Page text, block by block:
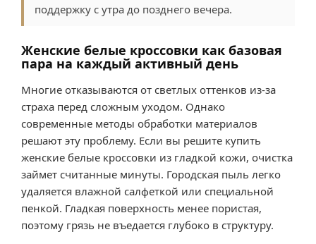
поддержку с утра до позднего вечера.
Женские белые кроссовки как базовая
пара на каждый активный день
Многие отказываются от светлых оттенков из-за
страха перед сложным уходом. Однако
современные методы обработки материалов
решают эту проблему. Если вы решите купить
женские белые кроссовки из гладкой кожи, очистка
займет считанные минуты. Городская пыль легко
удаляется влажной салфеткой или специальной
пенкой. Гладкая поверхность менее пористая,
поэтому грязь не въедается глубоко в структуру.